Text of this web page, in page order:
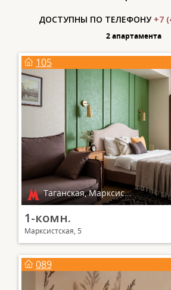
ДОСТУПНЫ ПО ТЕЛЕФОНУ +7
2 апартаментa
105
Таганская, Марксистская
1-комн.
Марксистская, 5
089